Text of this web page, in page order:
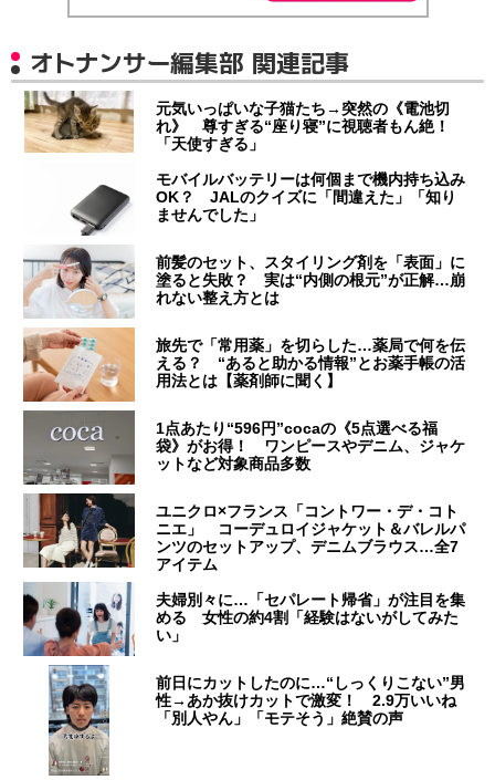
オトナンサー編集部 関連記事
元気いっぱいな子猫たち→突然の《電池切
れ》 尊すぎる“座り寝”に視聴者もん絶！
「天使すぎる」
モバイルバッテリーは何個まで機内持ち込み
OK？ JALのクイズに「間違えた」「知り
ませんでした」
前髪のセット、スタイリング剤を「表面」に
塗ると失敗？ 実は“内側の根元”が正解…崩
れない整え方とは
旅先で「常用薬」を切らした…薬局で何を伝
える？ “あると助かる情報”とお薬手帳の活
用法とは【薬剤師に聞く】
1点あたり“596円”cocaの《5点選べる福
袋》がお得！ ワンピースやデニム、ジャケ
ットなど対象商品多数
ユニクロ×フランス「コントワー・デ・コト
ニエ」 コーデュロイジャケット＆バレルパ
ンツのセットアップ、デニムブラウス…全7
アイテム
夫婦別々に…「セパレート帰省」が注目を集
める 女性の約4割「経験はないがしてみた
い」
前日にカットしたのに…“しっくりこない”男
性→あか抜けカットで激変！ 2.9万いいね
「別人やん」「モテそう」絶賛の声